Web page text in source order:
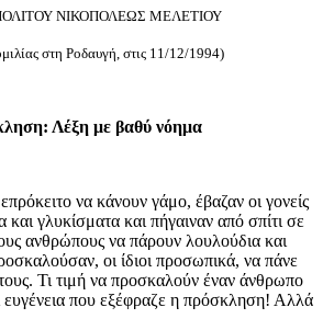
ΝΙΚΟΠΟΛΕΩΣ ΜΕΛΕΤΙΟΥ
στη Ροδαυγή, στις 11/12/1994)
Λέξη με βαθύ νόημα
να κάνουν γάμο, έβαζαν οι γονείς
και γλυκίσματα και πήγαιναν από σπίτι σε
ανθρώπους να πάρουν λουλούδια και
οι ίδιοι προσωπικά, να πάνε
Τι τιμή να προσκαλούν έναν άνθρωπο
ευγένεια που εξέφραζε η πρόσκληση! Αλλά